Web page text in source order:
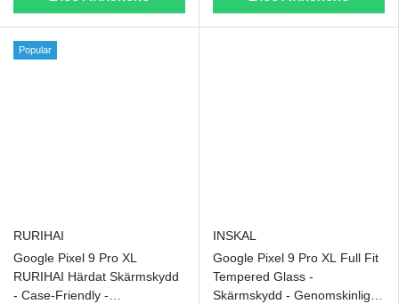
Popular
RURIHAI
Google Pixel 9 Pro XL
RURIHAI Härdat Skärmskydd
- Case-Friendly -
INSKAL
Google Pixel 9 Pro XL Full Fit
Tempered Glass -
Skärmskydd - Genomskinligt /